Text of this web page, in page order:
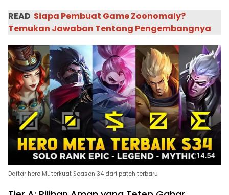
READ Siapa Pembuat Game Zoonomaly?
Temukan Jawaban Tentang Pengembangnya
Daftar hero ML terkuat Season 34 dari patch terbaru